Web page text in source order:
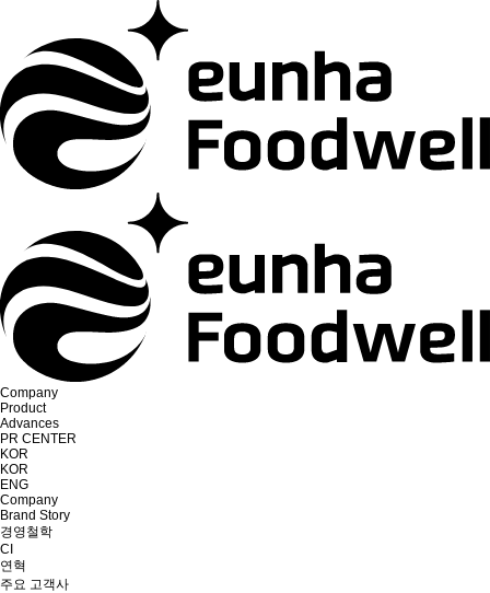
Company
Product
Advances
PR CENTER
KOR
KOR
ENG
Company
Brand Story
경영철학
CI
연혁
주요 고객사